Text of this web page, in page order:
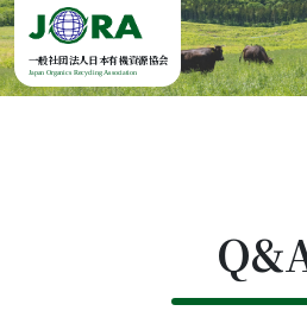
Skip to content
一般社団法人日本有機資源協会
Japan Organics Recycling Association